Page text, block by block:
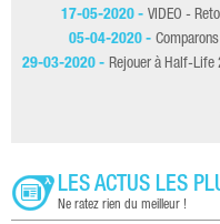
17-05-2020 - VIDEO -
05-04-2020 -
29-03-2020 - Rejouer à Half-
LES ACTUS LES
Ne ratez rien du meilleur !